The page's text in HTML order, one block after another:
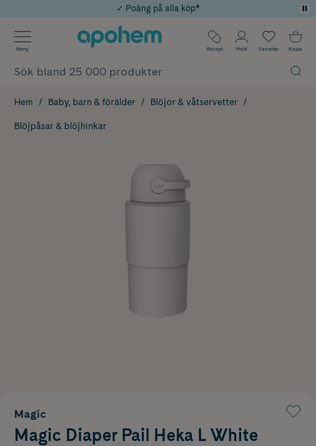
Årets Butik 2025 inom Skönhet
Använd kod: SOMMAR20 för 20% över 649kr
✓ Rådgivning från farmaceuter & hudterapeuter
✓ Poäng på alla köp*
Meny Recept Profil Favoriter Kassa
Hem Baby, barn & förälder Blöjor & våtservetter
Blöjpåsar & blöjhinkar
Magic
Magic Diaper Pail Heka L White